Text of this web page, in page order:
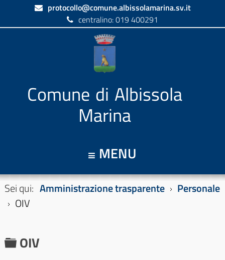
protocollo@comune.albissolamarina.sv.it
centralino: 019 400291
Comune di Albissola
Marina
MENU
Sei qui: Amministrazione trasparente
Personale
OIV
COIV